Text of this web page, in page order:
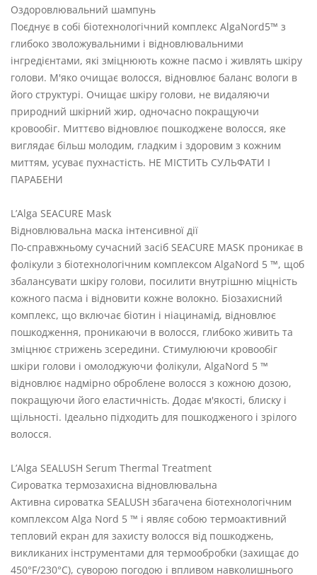
Оздоровлювальний шампунь
Поєднує в собі біотехнологічний комплекс AlgaNord5™ з
глибоко зволожувальними і відновлювальними
інгредієнтами, які зміцнюють кожне пасмо і живлять шкіру
голови. М'яко очищає волосся, відновлює баланс вологи в
його структурі. Очищає шкіру голови, не видаляючи
природний шкірний жир, одночасно покращуючи
кровообіг. Миттєво відновлює пошкоджене волосся, яке
виглядає більш молодим, гладким і здоровим з кожним
миттям, усуває пухнастість. НЕ МІСТИТЬ СУЛЬФАТИ І
ПАРАБЕНИ
L’Alga SEACURE Mask
Відновлювальна маска інтенсивної дії
По-справжньому сучасний засіб SEACURE MASK проникає в
фолікули з біотехнологічним комплексом AlgaNord 5 ™, щоб
збалансувати шкіру голови, посилити внутрішню міцність
кожного пасма і відновити кожне волокно. Біозахисний
комплекс, що включає біотин і ніацинамід, відновлює
пошкодження, проникаючи в волосся, глибоко живить та
зміцнює стрижень зсередини. Стимулюючи кровообіг
шкіри голови і омолоджуючи фолікули, AlgaNord 5 ™
відновлює надмірно оброблене волосся з кожною дозою,
покращуючи його еластичність. Додає м'якості, блиску і
щільності. Ідеально підходить для пошкодженого і зрілого
волосся.
L’Alga SEALUSH Serum Thermal Treatment
Сироватка термозахисна відновлювальна
Активна сироватка SEALUSH збагачена біотехнологічним
комплексом Alga Nord 5 ™ і являє собою термоактивний
тепловий екран для захисту волосся від пошкоджень,
викликаних інструментами для термообробки (захищає до
450°F/230°C), суворою погодою і впливом навколишнього